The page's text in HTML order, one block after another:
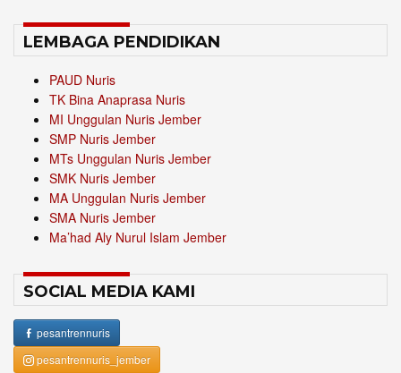
LEMBAGA PENDIDIKAN
PAUD Nuris
TK Bina Anaprasa Nuris
MI Unggulan Nuris Jember
SMP Nuris Jember
MTs Unggulan Nuris Jember
SMK Nuris Jember
MA Unggulan Nuris Jember
SMA Nuris Jember
Ma’had Aly Nurul Islam Jember
SOCIAL MEDIA KAMI
pesantrennuris
pesantrennuris_jember